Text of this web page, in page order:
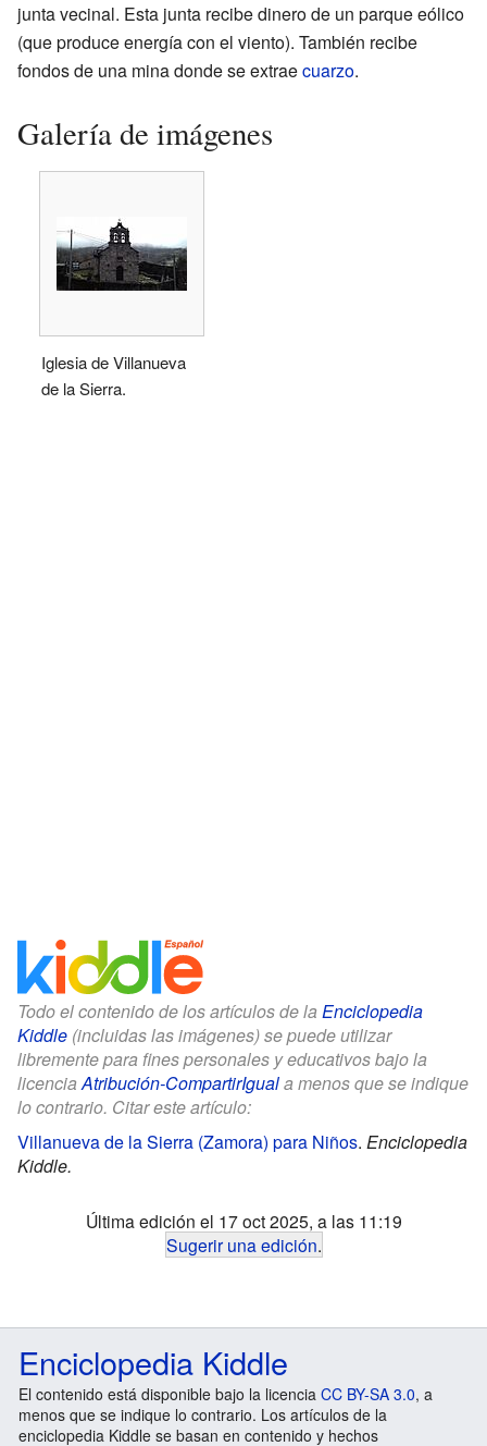
junta vecinal. Esta junta recibe dinero de un parque eólico
(que produce energía con el viento). También recibe
fondos de una mina donde se extraecuarzo.
Galería de imágenes
Iglesia de Villanueva
de la Sierra.
Todo el contenido de los artículos de la Enciclopedia
Kiddle (incluidas las imágenes) se puede utilizar
libremente para fines personales y educativos bajo la
licenciaAtribución-CompartirIguala menos que se indique
lo contrario. Citar este artículo:
Villanueva de la Sierra (Zamora) para Niños. Enciclopedia
Kiddle.
Última edición el 17 oct 2025, a las 11:19
Sugerir una edición.
Enciclopedia Kiddle
El contenido está disponible bajo la licencia CC BY-SA 3.0, a
menos que se indique lo contrario. Los artículos de la
enciclopedia Kiddle se basan en contenido y hechos